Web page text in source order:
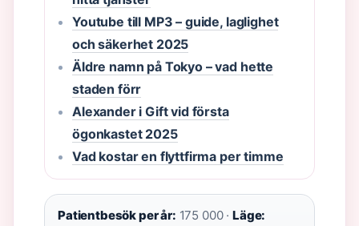
Youtube till MP3 – guide, laglighet
och säkerhet 2025
Äldre namn på Tokyo – vad hette
staden förr
Alexander i Gift vid första
ögonkastet 2025
Vad kostar en flyttfirma per timme
Patientbesök per år: 175 000 ·Läge: